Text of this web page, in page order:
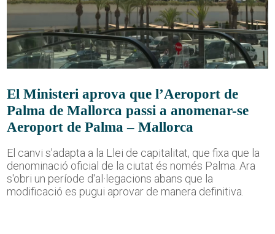
El Ministeri aprova que l’Aeroport de
Palma de Mallorca passi a anomenar-se
Aeroport de Palma – Mallorca
El canvi s'adapta a la Llei de capitalitat, que fixa que la
denominació oficial de la ciutat és només Palma. Ara
s'obri un període d'al·legacions abans que la
modificació es pugui aprovar de manera definitiva.